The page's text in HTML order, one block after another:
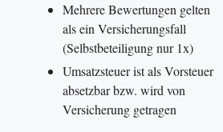
Mehrere Bewertungen gelten
als ein Versicherungsfall
(Selbstbeteiligung nur 1x)
Umsatzsteuer ist als Vorsteuer
absetzbar bzw. wird von
Versicherung getragen